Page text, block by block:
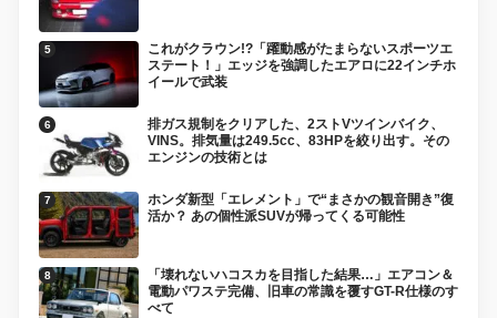
これがクラウン!?「躍動感がたまらないスポーツエ
ステート！」エッジを強調したエアロに22インチホ
イールで武装
排ガス規制をクリアした、2ストVツインバイク、
VINS。排気量は249.5cc、83HPを絞り出す。その
エンジンの技術とは
ホンダ新型「エレメント」で“まさかの観音開き”復
活か？ あの個性派SUVが帰ってくる可能性
「壊れないハコスカを目指した結果…」エアコン＆
電動パワステ完備、旧車の常識を覆すGT-R仕様のす
べて